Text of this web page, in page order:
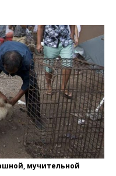
мучительной